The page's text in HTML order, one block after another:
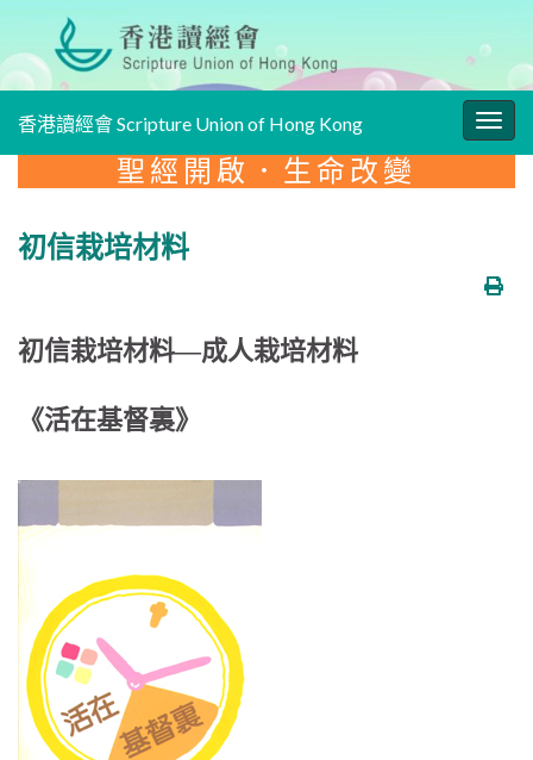
香港讀經會 Scripture Union of Hong Kong
聖經開啟．生命改變
初信栽培材料
初信栽培材料—成人栽培材料
《活在基督裏》